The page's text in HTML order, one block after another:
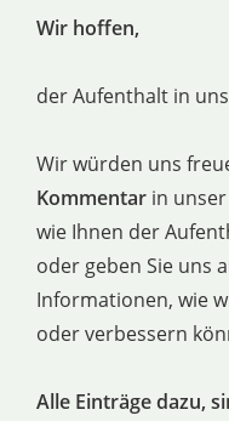
Wir hoffen,
der Aufenthalt in
Wir würden uns
Kommentar in
wie Ihnen der
oder geben Sie uns
Informationen, wie
oder verbessern
Alle Einträge dazu,